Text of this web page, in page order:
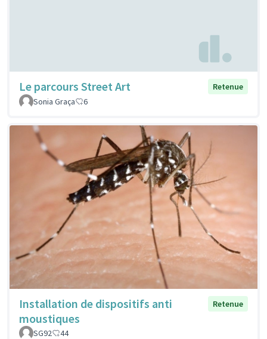
Le parcours Street Art
Retenue
Sonia Graça
6
Installation de dispositifs anti
moustiques
Retenue
SG92 44